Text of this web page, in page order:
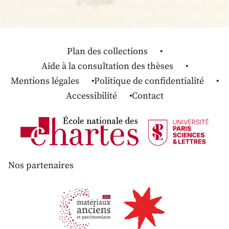
Plan des collections
Aide à la consultation des thèses
Mentions légales
Politique de confidentialité
Accessibilité
Contact
Nos partenaires